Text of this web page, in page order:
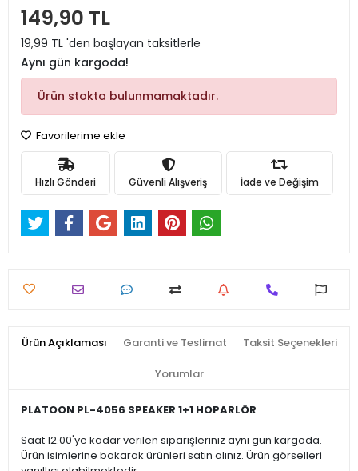
149,90 TL
19,99 TL 'den başlayan taksitlerle
Aynı gün kargoda!
Ürün stokta bulunmamaktadır.
Favorilerime ekle
Hızlı Gönderi Güvenli Alışveriş İade ve Değişim
Ürün Açıklaması Garanti ve Teslimat Taksit Seçenekleri
Yorumlar
PLATOON PL-4056 SPEAKER 1+1 HOPARLÖR
Saat 12.00'ye kadar verilen siparişleriniz aynı gün kargoda.
Ürün isimlerine bakarak ürünleri satın alınız. Ürün görselleri